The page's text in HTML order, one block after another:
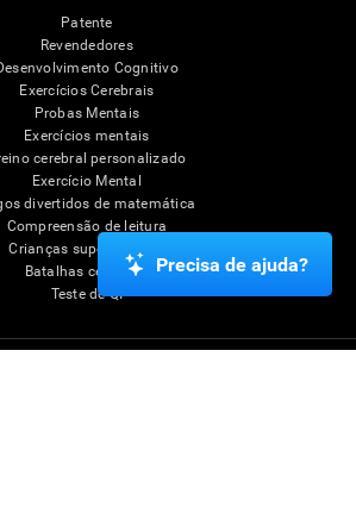
Patente
Revendedores
Cognitivo
Exercícios Cerebrais
Probas Mentais
Exercícios mentais
cerebral personalizado
Exercício Mental
divertidos de matemática
Compreensão de leitura
Crianças superdotadas
Batalhas cerebrais
Teste de QI
Precisa de ajuda?